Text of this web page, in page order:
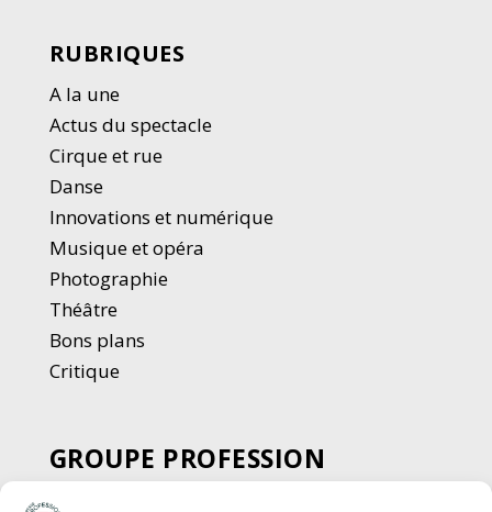
RUBRIQUES
A la une
Actus du spectacle
Cirque et rue
Danse
Innovations et numérique
Musique et opéra
Photographie
Théâtre
Bons plans
Critique
GROUPE PROFESSION
SPECTACLE